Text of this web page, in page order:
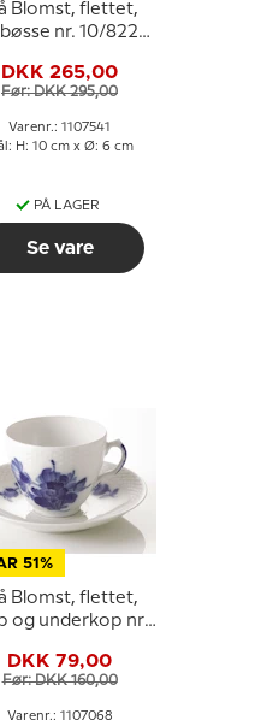
Blomst, flettet,
nr. 10/8225
Copenhagen
DKK 265,00
Før: DKK 295,00
Varenr.: 1107541
H: 10 cm x Ø: 6 cm
PÅ LAGER
Se vare
51%
Blomst, flettet,
og underkop nr.
Copenhagen
DKK 79,00
Før: DKK 160,00
Varenr.: 1107068